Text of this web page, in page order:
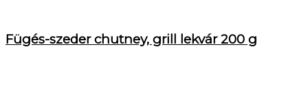
Fügés-szeder chutney, grill lekvár 200 g